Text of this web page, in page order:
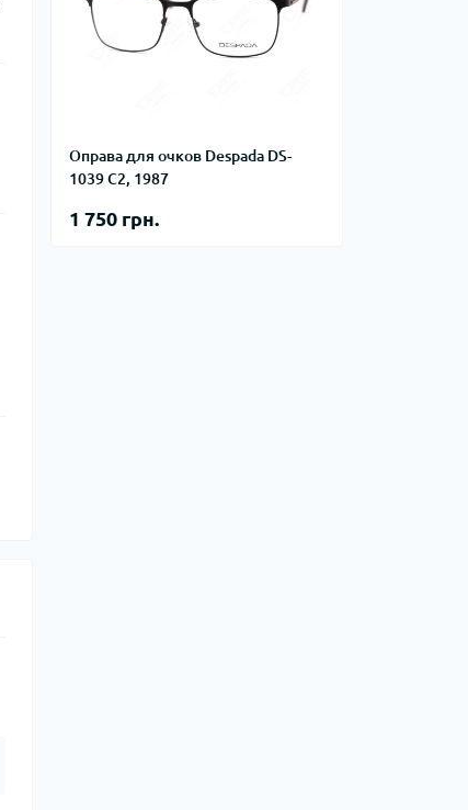
Оправа для очков Despada DS-
1039 C2, 1987
1 750 грн.